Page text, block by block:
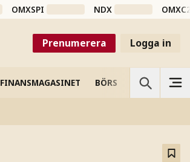
OMXSPI NDX
Prenumerera Logga in
FINANSMAGASINET BÖRS VETENSKAP